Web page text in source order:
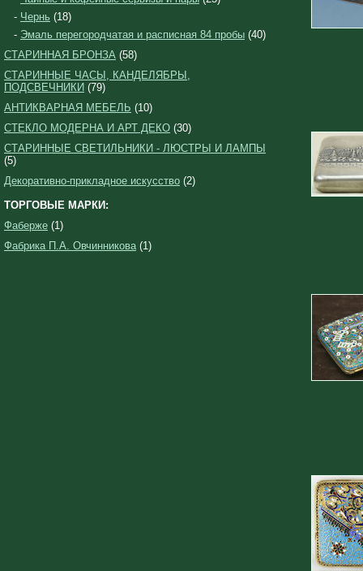
- Чернь (18)
- Эмаль перегородчатая и расписная 84 пробы (40)
СТАРИННАЯ БРОНЗА (58)
СТАРИННЫЕ ЧАСЫ, КАНДЕЛЯБРЫ,
ПОДСВЕЧНИКИ (79)
АНТИКВАРНАЯ МЕБЕЛЬ (10)
СТЕКЛО МОДЕРНА И АРТ ДЕКО (30)
СТАРИННЫЕ СВЕТИЛЬНИКИ - ЛЮСТРЫ И ЛАМПЫ
(5)
Декоративно-прикладное искусство (2)
ТОРГОВЫЕ МАРКИ:
Фаберже (1)
Фабрика П.А. Овчинникова(1)